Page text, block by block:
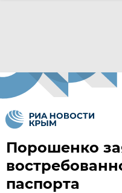
Порошенко
паспорта